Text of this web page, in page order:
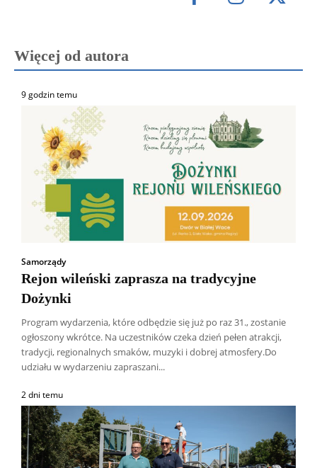
Więcej od autora
9 godzin temu
Samorządy
Rejon wileński zaprasza na tradycyjne
Dożynki
Program wydarzenia, które odbędzie się już po raz 31., zostanie
ogłoszony wkrótce. Na uczestników czeka dzień pełen atrakcji,
tradycji, regionalnych smaków, muzyki i dobrej atmosfery.Do
udziału w wydarzeniu zapraszani...
2 dni temu